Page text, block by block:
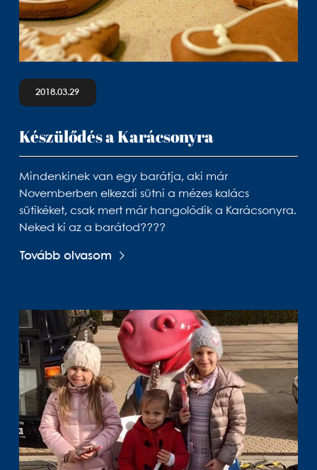
2018.03.29
Készülődés a Karácsonyra
Mindenkinek van egy barátja, aki már
Novemberben elkezdi sütni a mézes kalács
sütikéket, csak mert már hangolódik a Karácsonyra.
Neked ki az a barátod????
Tovább olvasom